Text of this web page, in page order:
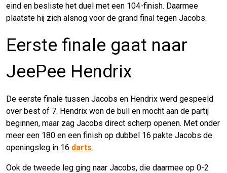
eind en besliste het duel met een 104-finish. Daarmee
plaatste hij zich alsnog voor de grand final tegen Jacobs.
Eerste finale gaat naar
JeePee Hendrix
De eerste finale tussen Jacobs en Hendrix werd gespeeld
over best of 7. Hendrix won de bull en mocht aan de partij
beginnen, maar zag Jacobs direct scherp openen. Met onder
meer een 180 en een finish op dubbel 16 pakte Jacobs de
openingsleg in 16 darts.
Ook de tweede leg ging naar Jacobs, die daarmee op 0-2